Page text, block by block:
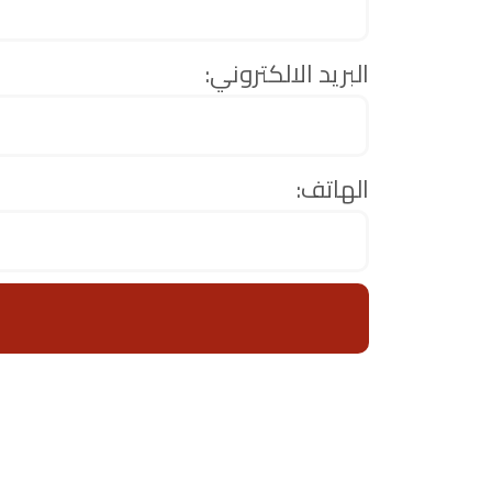
البريد الالكتروني:
الهاتف: